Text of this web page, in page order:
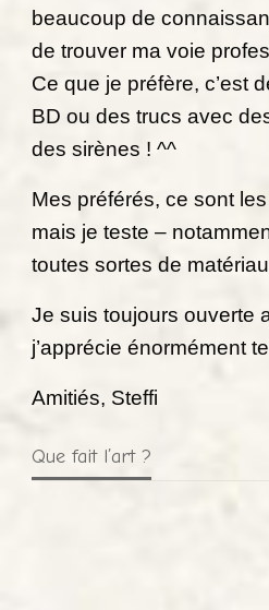
beaucoup de
de trouver ma voie
Ce que je préfère, c’est
BD ou des trucs avec
des sirènes ! ^^
Mes préférés, ce sont
mais je teste –
toutes sortes de
Je suis toujours ouverte
j’apprécie énormément
Amitiés, Steffi
Que fait l’art ?